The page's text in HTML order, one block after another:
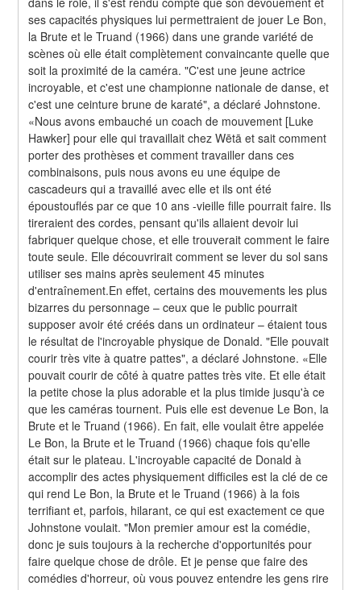
ses capacités physiques lui permettraient de jouer Le Bon,
la Brute et le Truand (1966) dans une grande variété de
scènes où elle était complètement convaincante quelle que
soit la proximité de la caméra. "C'est une jeune actrice
incroyable, et c'est une championne nationale de danse, et
c'est une ceinture brune de karaté", a déclaré Johnstone.
«Nous avons embauché un coach de mouvement [Luke
Hawker] pour elle qui travaillait chez Wētā et sait comment
porter des prothèses et comment travailler dans ces
combinaisons, puis nous avons eu une équipe de
cascadeurs qui a travaillé avec elle et ils ont été
époustouflés par ce que 10 ans -vieille fille pourrait faire. Ils
tireraient des cordes, pensant qu'ils allaient devoir lui
fabriquer quelque chose, et elle trouverait comment le faire
toute seule. Elle découvrirait comment se lever du sol sans
utiliser ses mains après seulement 45 minutes
d'entraînement.En effet, certains des mouvements les plus
bizarres du personnage – ceux que le public pourrait
supposer avoir été créés dans un ordinateur – étaient tous
le résultat de l'incroyable physique de Donald. "Elle pouvait
courir très vite à quatre pattes", a déclaré Johnstone. «Elle
pouvait courir de côté à quatre pattes très vite. Et elle était
la petite chose la plus adorable et la plus timide jusqu'à ce
que les caméras tournent. Puis elle est devenue Le Bon, la
Brute et le Truand (1966). En fait, elle voulait être appelée
Le Bon, la Brute et le Truand (1966) chaque fois qu'elle
était sur le plateau. L'incroyable capacité de Donald à
accomplir des actes physiquement difficiles est la clé de ce
qui rend Le Bon, la Brute et le Truand (1966) à la fois
terrifiant et, parfois, hilarant, ce qui est exactement ce que
Johnstone voulait. "Mon premier amour est la comédie,
donc je suis toujours à la recherche d'opportunités pour
faire quelque chose de drôle. Et je pense que faire des
comédies d'horreur, où vous pouvez entendre les gens rire